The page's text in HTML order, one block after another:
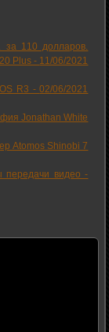
110 долларов.
Plus - 11/06/2021
R3 -02/06/2021
Jonathan White
Atomos Shinobi 7
видео -